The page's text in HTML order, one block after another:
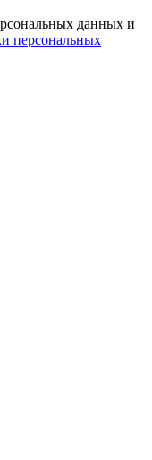
данных и
персональных